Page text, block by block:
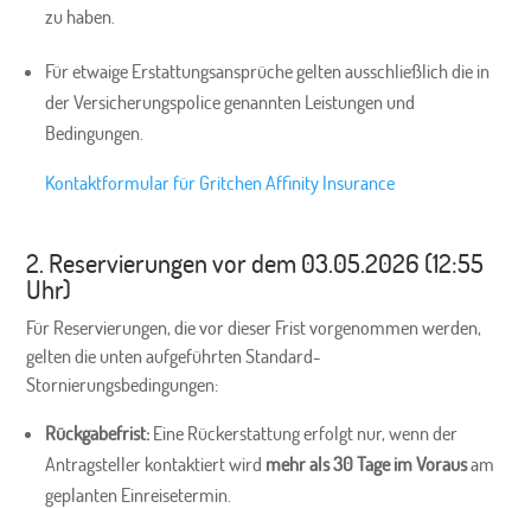
zu haben.
Für etwaige Erstattungsansprüche gelten ausschließlich die in
der Versicherungspolice genannten Leistungen und
Bedingungen.
Kontaktformular für Gritchen Affinity Insurance
2. Reservierungen vor dem 03.05.2026 (12:55
Uhr)
Für Reservierungen, die vor dieser Frist vorgenommen werden,
gelten die unten aufgeführten Standard-
Stornierungsbedingungen:
Rückgabefrist: Eine Rückerstattung erfolgt nur, wenn der
Antragsteller kontaktiert wird mehr als 30 Tage im Vorausam
geplanten Einreisetermin.